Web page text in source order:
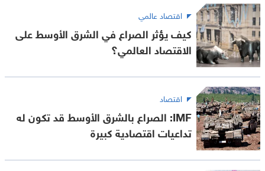
اقتصاد عالمي
كيف يؤثر الصراع في الشرق الأوسط على
الاقتصاد العالمي؟
اقتصاد
IMF: الصراع بالشرق الأوسط قد تكون له
تداعيات اقتصادية كبيرة